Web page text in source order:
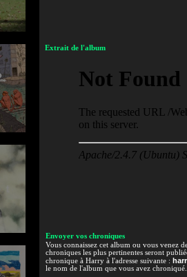
Extrait de l'album
Envoyer vos chroniques
Vous connaissez cet album ou vous venez
chroniques les plus pertinentes seront
chronique à Harry à l'adresse suivante :
le nom de l'album que vous avez